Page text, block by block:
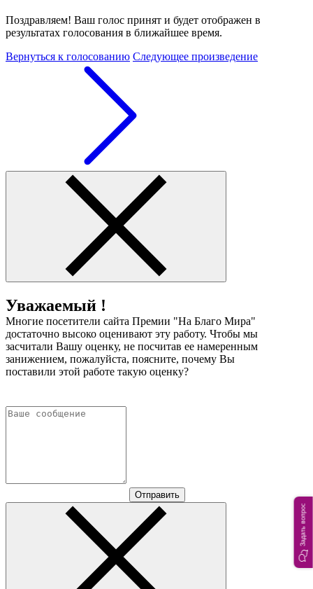
Поздравляем! Ваш голос принят и будет отображен в
результатах голосования в ближайшее время.
Вернуться к голосованию Следующее произведение
Уважаемый !
Многие посетители сайта Премии "На Благо Мира"
достаточно высоко оценивают эту работу. Чтобы мы
засчитали Вашу оценку, не посчитав ее намеренным
занижением, пожалуйста, поясните, почему Вы
поставили этой работе такую оценку?
Отправить
Задать вопрос